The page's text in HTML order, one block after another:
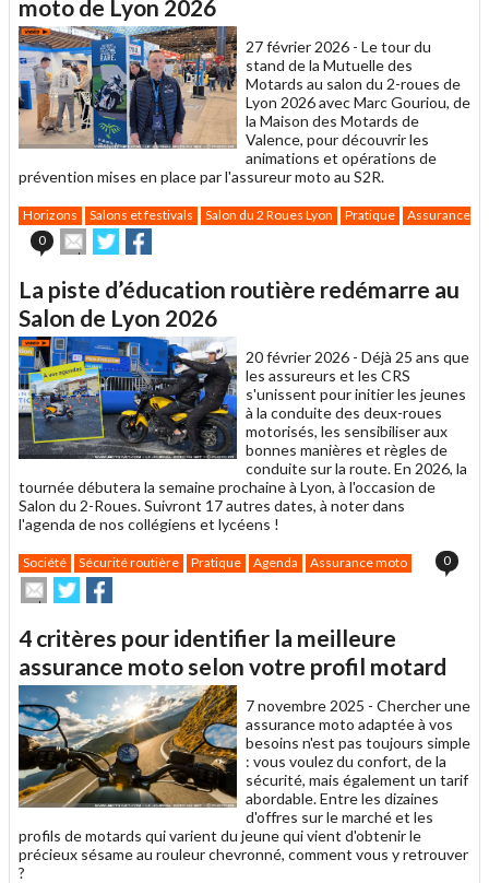
ami
moto de Lyon 2026
27 février 2026 - Le tour du
stand de la Mutuelle des
Motards au salon du 2-roues de
Lyon 2026 avec Marc Gouriou, de
la Maison des Motards de
Valence, pour découvrir les
animations et opérations de
prévention mises en place par l'assureur moto au S2R.
Horizons Salons et festivals Salon du 2 Roues Lyon Pratique
Assurance
0
Envoyer
cet
à
un
ami
Partager
sur sur
La piste d’éducation routière redémarre au
Salon de Lyon 2026
20 février 2026 - Déjà 25 ans que
les assureurs et les CRS
s'unissent pour initier les jeunes
à la conduite des deux-roues
motorisés, les sensibiliser aux
bonnes manières et règles de
conduite sur la route. En 2026, la
tournée débutera la semaine prochaine à Lyon, à l'occasion de
Salon du 2-Roues. Suivront 17 autres dates, à noter dans
l'agenda de nos collégiens et lycéens !
Société Sécurité routière Pratique Agenda Assurance moto 0
Envoyer
cet
à
un
ami
Partager
sur
sur
4 critères pour identifier la meilleure
assurance moto selon votre profil motard
7 novembre 2025 - Chercher une
assurance moto adaptée à vos
besoins n'est pas toujours simple
: vous voulez du confort, de la
sécurité, mais également un tarif
abordable. Entre les dizaines
d'offres sur le marché et les
profils de motards qui varient du jeune qui vient d'obtenir le
précieux sésame au rouleur chevronné, comment vous y retrouver
?